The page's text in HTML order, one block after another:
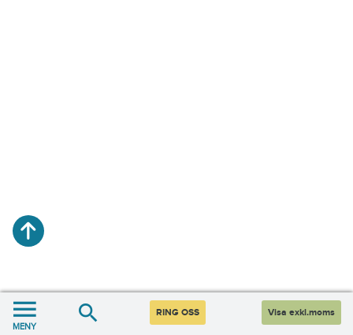
MENY
RING OSS Visa exkl.moms